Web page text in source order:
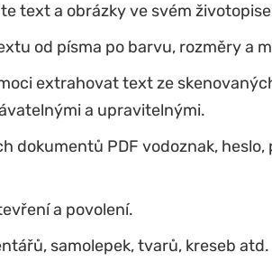
text a obrázky ve svém životopise
od písma po barvu, rozměry a
extrahovat text ze
a upravitelnými.
dokumentů PDF vodoznak, heslo,
a povolení.
samolepek, tvarů, kreseb atd.